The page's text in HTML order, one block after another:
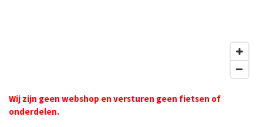
Wij zijn geen webshop en versturen geen fietsen of
onderdelen.